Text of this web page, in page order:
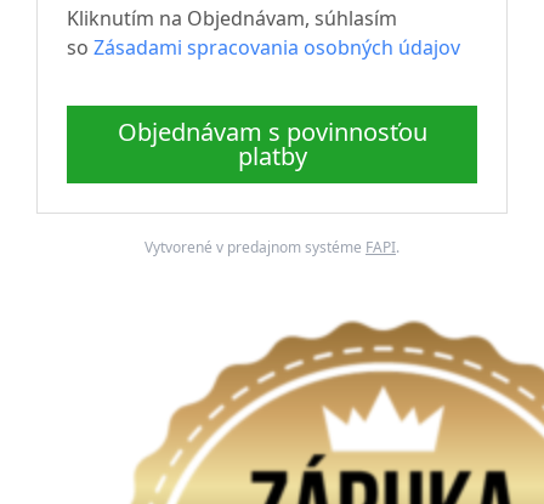
Kliknutím na Objednávam, súhlasím
so Zásadami spracovania osobných údajov
Objednávam s povinnosťou
platby
Vytvorené v predajnom systéme FAPI.